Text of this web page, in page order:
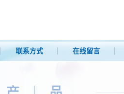
联系方式 在线留言